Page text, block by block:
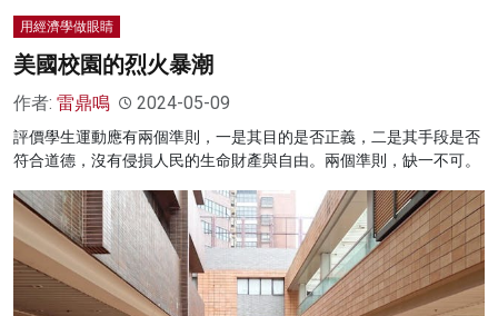
用經濟學做眼睛
美國校園的烈火暴潮
作者: 雷鼎鳴 2024-05-09
評價學生運動應有兩個準則，一是其目的是否正義，二是其手段是否
符合道德，沒有侵損人民的生命財產與自由。兩個準則，缺一不可。